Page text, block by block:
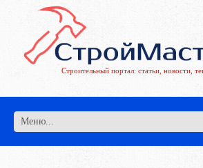
Строительный портал: статьи, новости,